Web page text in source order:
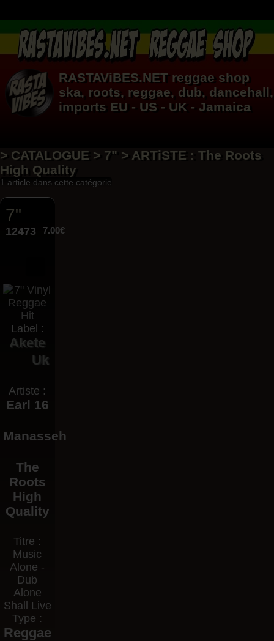
RASTAViBES.NET reggae shop
ska, roots, reggae, dub, dancehall,
imports EU - US - UK - Jamaica
> CATALOGUE > 7" > ARTiSTE : The Roots
High Quality
1 article dans cette catégorie
7"
12473 7.00€
Label :
Akete
Uk
Artiste :
Earl 16
Manasseh
The
Roots
High
Quality
Titre :
Music
Alone -
Dub
Alone
Shall Live
Type :
Reggae